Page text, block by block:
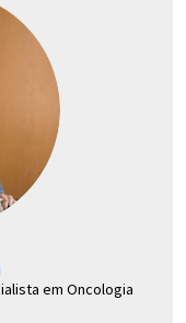
em Oncologia